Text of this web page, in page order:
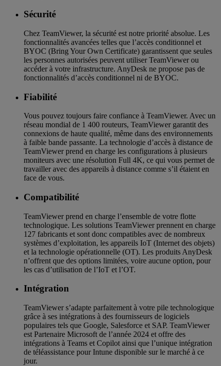
Sécurité
Chez TeamViewer, la sécurité est notre priorité absolue. Les
fonctionnalités avancées telles que l’accès conditionnel et
BYOC (Bring Your Own Certificate) garantissent que seules
les personnes autorisées peuvent utiliser TeamViewer ou
accéder à votre infrastructure. AnyDesk ne propose pas de
fonctionnalités d’accès conditionnel ni de BYOC.
Fiabilité
Vous pouvez toujours faire confiance à TeamViewer. Avec un
réseau mondial de 1 400 routeurs, TeamViewer garantit des
connexions de haute qualité, même dans des environnements
à faible bande passante. La technologie d’accès à distance de
TeamViewer prend en charge les configurations à plusieurs
moniteurs avec une résolution Full 4K, ce qui vous permet de
travailler avec des appareils à distance comme s’il étaient en
face de vous.
Compatibilité
TeamViewer prend en charge l’ensemble de votre flotte
technologique. Les solutions TeamViewer prennent en charge
127 fabricants et sont donc compatibles avec de nombreux
systèmes d’exploitation, les appareils IoT (Internet des objets)
et la technologie opérationnelle (OT). Les produits AnyDesk
n’offrent que des options limitées, voire aucune option, pour
les cas d’utilisation de l’IoT et l’OT.
Intégration
TeamViewer s’adapte parfaitement à votre pile technologique
grâce à ses intégrations à des fournisseurs de logiciels
populaires tels que Google, Salesforce et SAP. TeamViewer
est Partenaire Microsoft de l’année 2024 et offre des
intégrations à Teams et Copilot ainsi que l’unique intégration
de téléassistance pour Intune disponible sur le marché à ce
jour.